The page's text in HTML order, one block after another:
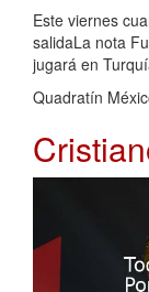
Este viernes
salidaLa nota
jugará en
Quadratín